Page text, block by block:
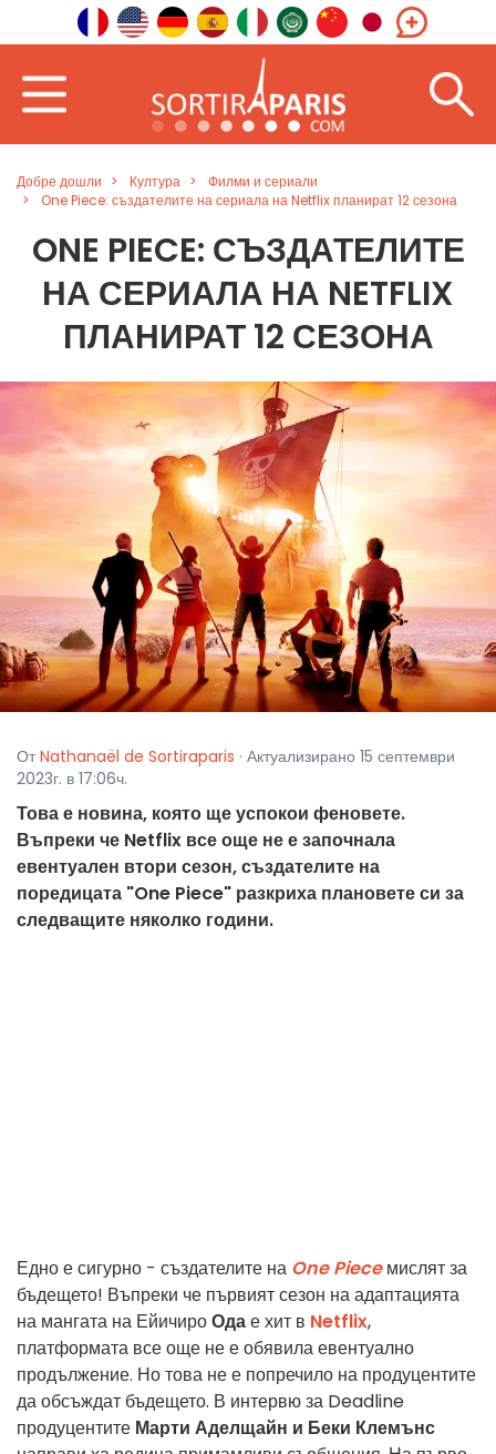
Добре дошли Култура
Филми и сериали
One Piece: създателите на сериала на Netflix планират 12 сезона
ONE PIECE: СЪЗДАТЕЛИТЕ
НА СЕРИАЛА НА NETFLIX
ПЛАНИРАТ 12 СЕЗОНА
От Nathanaël de Sortiraparis · Актуализирано 15 септември
2023г. в 17:06ч.
Това е новина, която ще успокои феновете.
Въпреки че Netflix все още не е започнала
евентуален втори сезон, създателите на
поредицата "One Piece" разкриха плановете си за
следващите няколко години.
Едно е сигурно - създателите на One Pieceмислят за
бъдещето! Въпреки че първият сезон на адаптацията
на мангата на ЕйичироОдае хит в Netflix,
платформата все още не е обявила евентуално
продължение. Но това не е попречило на продуцентите
да обсъждат бъдещето. В интервю за Deadline
продуцентите Марти Аделщайн и Беки Клемънс